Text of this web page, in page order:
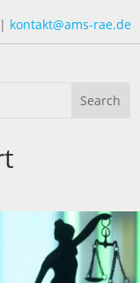
kontakt@ams-rae.de